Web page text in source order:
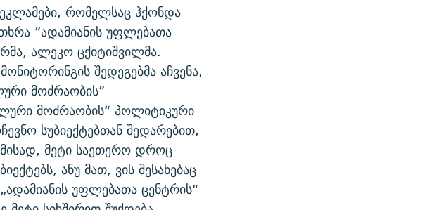
რომელსაც ჰქონდა
”ადამიანის უფლებათა
ალეკო ცქიტიშვილმა.
შედეგებმა აჩვენა,
მოძრაობის”
მოძრაობის“ პოლიტიკური
სუბიექტებთან შედარებით,
მეტი საეთერო დროც
ანუ მათ, ვის შესახებაც
უფლებათა ცენტრის“